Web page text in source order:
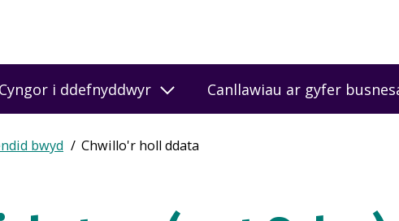
Cyngor i ddefnyddwyr Canllawiau ar gyfer
bwyd Chwillo'r holl ddata